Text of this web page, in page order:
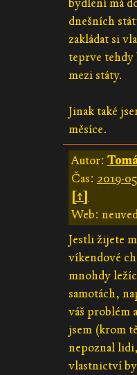
bydlení má
dnešních
zakládat si
teprve tehdy
mezi státy.
Jinak také
měsíce.
Autor:
Čas: 2019-
[↑]
Web:
Jestli žijete
víkendové
mnohdy
samotách,
váš problém
jsem (krom
nepoznal
vlastnictví